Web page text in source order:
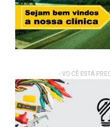
- VOCÊ ESTÁ